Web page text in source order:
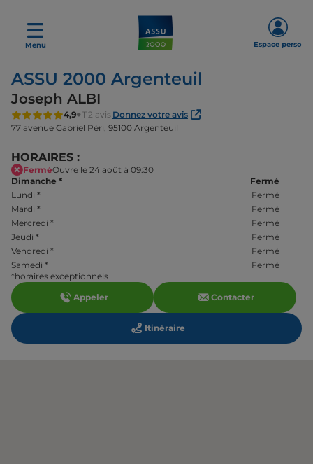
Menu Espace perso
ASSU 2000 Argenteuil
Joseph ALBI
4,9 112 avis Donnez votre avis
77 avenue Gabriel Péri, 95100 Argenteuil
HORAIRES :
FerméOuvre le 24 août à 09:30
Dimanche *
Fermé
Lundi *
Fermé
Mardi *
Fermé
Mercredi *
Fermé
Jeudi *
Fermé
Vendredi *
Fermé
Samedi *
Fermé
*horaires exceptionnels
Appeler
Contacter
Itinéraire